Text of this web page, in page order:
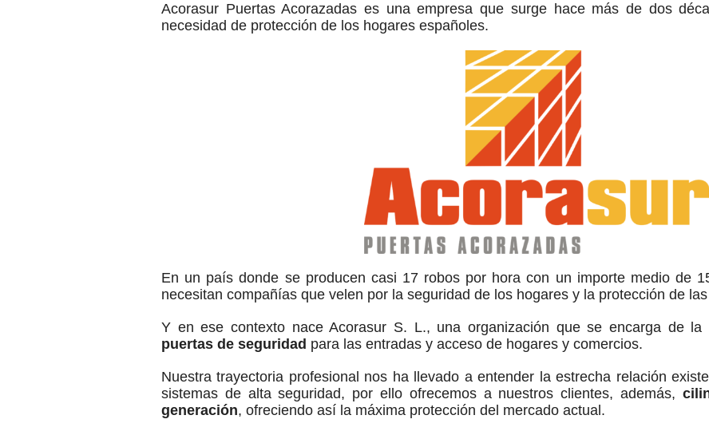
Acorasur Puertas Acorazadas es una empresa que surge hace más de dos
necesidad de protección de los hogares españoles.
En un país donde se producen casi 17 robos por hora con un importe medio de
necesitan compañías que velen por la seguridad de los hogares y la protección de
Y en ese contexto nace Acorasur S. L., una organización que se encarga de la
puertas de seguridad para las entradas y acceso de hogares y comercios.
Nuestra trayectoria profesional nos ha llevado a entender la estrecha relación
sistemas de alta seguridad, por ello ofrecemos a nuestros clientes, además,
generación, ofreciendo así la máxima protección del mercado actual.